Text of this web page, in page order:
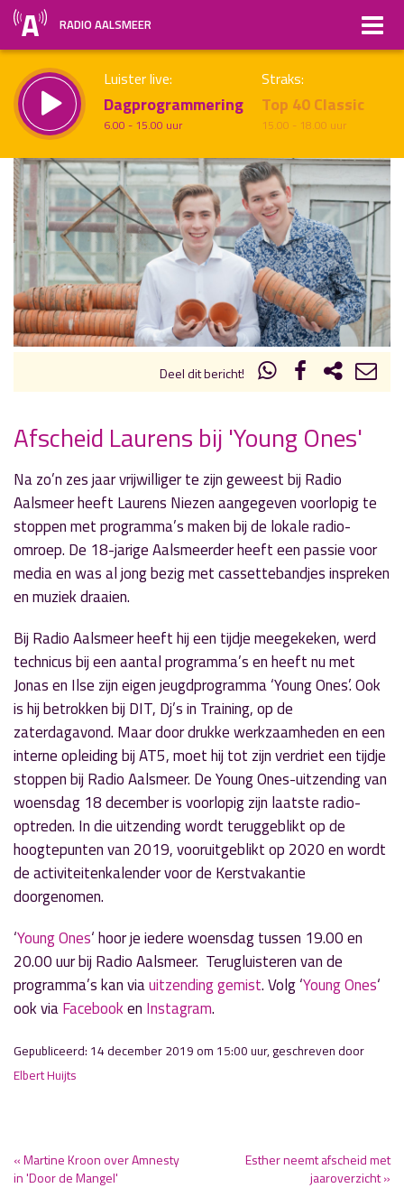
RADIO AALSMEER
Luister live:
Dagprogrammering
6.00 - 15.00 uur
Straks:
Top 40 Classic
15.00 - 18.00 uur
Vorig uur uur 1 van x Volgend uur
Inklappen
Deel dit bericht!
« Vorig nieuwsbericht
Martine Kroon over Amnesty in 'Door de Mangel'
» Volgend nieuwsbericht
Esther neemt afscheid met jaaroverzicht
16 december 2019
Afscheid Laurens bij 'Young Ones'
Na zo’n zes jaar vrijwilliger te zijn geweest bij Radio
Aalsmeer heeft Laurens Niezen aangegeven voorlopig te
stoppen met programma’s maken bij de lokale radio-
omroep. De 18-jarige Aalsmeerder heeft een passie voor
media en was al jong bezig met cassettebandjes inspreken
en muziek draaien.
Bij Radio Aalsmeer heeft hij een tijdje meegekeken, werd
technicus bij een aantal programma’s en heeft nu met
Jonas en Ilse zijn eigen jeugdprogramma ‘Young Ones’. Ook
is hij betrokken bij DIT, Dj’s in Training, op de
zaterdagavond. Maar door drukke werkzaamheden en een
interne opleiding bij AT5, moet hij tot zijn verdriet een tijdje
stoppen bij Radio Aalsmeer. De Young Ones-uitzending van
woensdag 18 december is voorlopig zijn laatste radio-
optreden. In die uitzending wordt teruggeblikt op de
hoogtepunten van 2019, vooruitgeblikt op 2020 en wordt
de activiteitenkalender voor de Kerstvakantie
doorgenomen.
‘Young Ones‘ hoor je iedere woensdag tussen 19.00 en
20.00 uur bij Radio Aalsmeer. Terugluisteren van de
programma’s kan viauitzending gemist. Volg ‘Young Ones‘
ook viaFacebooken Instagram.
Gepubliceerd: 14 december 2019 om 15:00 uur, geschreven door
Elbert Huijts
« Martine Kroon over Amnesty
in 'Door de Mangel'
Esther neemt afscheid met
jaaroverzicht »